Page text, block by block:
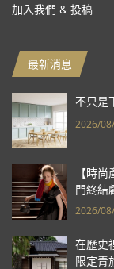
加入我們 & 投稿
最新消息
不只是
2026/
【時
門終結
報亮眼
2026/
在歷史
限定青